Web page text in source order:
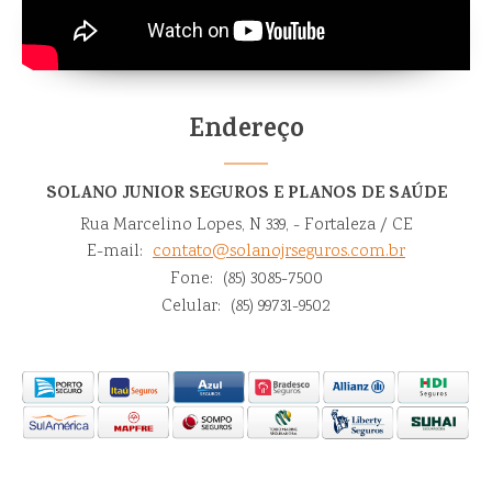
Endereço
SOLANO JUNIOR SEGUROS E PLANOS DE SAÚDE
Rua Marcelino Lopes, N 339, - Fortaleza / CE
E-mail: contato@solanojrseguros.com.br
Fone: (85) 3085-7500
Celular: (85) 99731-9502